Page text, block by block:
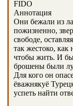
FIDO
Аннотация
Они бежали из
пожизненно,
свободе,
так жестоко, как
чтобы жить. И
брошены были
Для кого он
ёважнякуё
успеть найти